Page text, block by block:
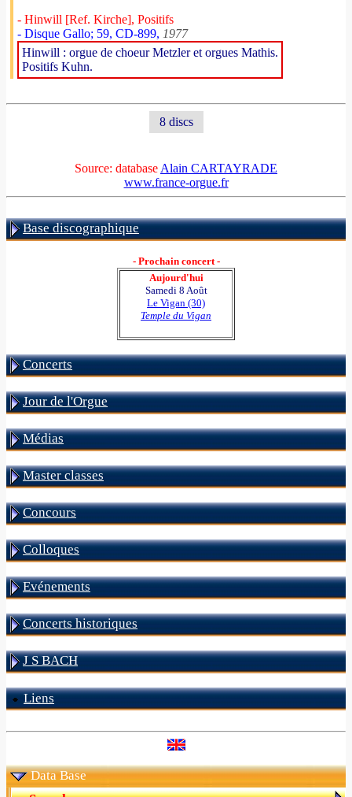
- Hinwill [Ref. Kirche], Positifs
- Disque Gallo; 59, CD-899, 1977
Hinwill : orgue de choeur Metzler et orgues Mathis.
Positifs Kuhn.
8 discs
Source: database Alain CARTAYRADE
www.france-orgue.fr
Base discographique
- Prochain concert -
Aujourd'hui
Samedi 8 Août
Le Vigan (30)
Temple du Vigan
Concerts
Jour de l'Orgue
Médias
Master classes
Concours
Colloques
Evénements
Concerts historiques
J S BACH
Liens
Data Base